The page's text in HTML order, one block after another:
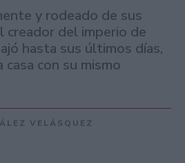
y rodeado de sus
creador del imperio de
hasta sus últimos días,
con su mismo
VELÁSQUEZ